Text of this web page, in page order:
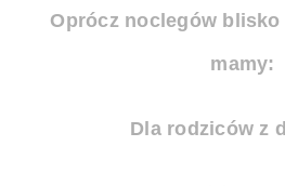
Oprócz noclegów
mamy:
Dla rodziców z